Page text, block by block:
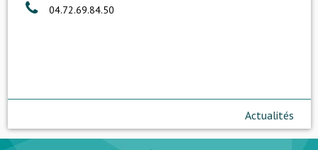
04.72.69.84.50
Actualités